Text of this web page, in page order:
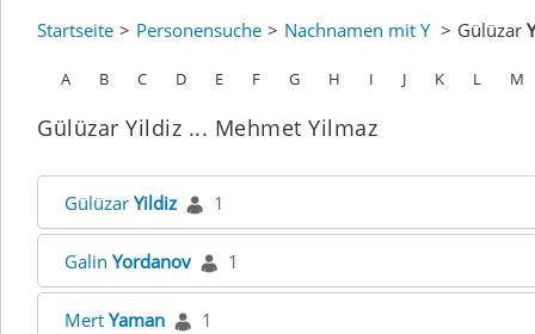
Startseite Personensuche Nachnamen mit Y Gülüzar
A B C D E F G H I J K L M
Gülüzar Yildiz ... Mehmet Yilmaz
Gülüzar Yildiz 1
Galin Yordanov 1
Mert Yaman 1